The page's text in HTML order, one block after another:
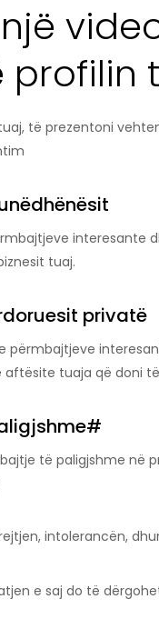
të prezentoni
interesante
tuaj.
privatë
përmbajtjeve
tuaja që doni
të paligjshme në
intolerancën,
e saj do të